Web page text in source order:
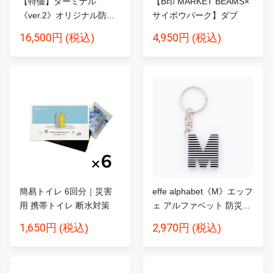
《ver.2》オリジナル防...
16,500円 (税込)
サイボウパーク】ダブ
4,950円 (税込)
簡易トイレ 6回分｜災害
用 携帯トイレ 断水対策
1,650円 (税込)
effe alphabet《M》エッフ
ェ アルファベット 防災...
2,970円 (税込)